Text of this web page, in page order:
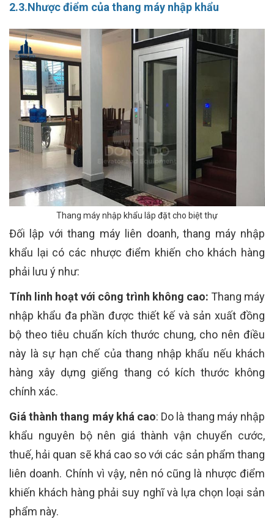
2.3.Nhược điểm của thang máy nhập khẩu
Thang máy nhập khẩu lắp đặt cho biệt thự
Đối lập với thang máy liên doanh, thang máy nhập
khẩu lại có các nhược điểm khiến cho khách hàng
phải lưu ý như:
Tính linh hoạt với công trình không cao: Thang máy
nhập khẩu đa phần được thiết kế và sản xuất đồng
bộ theo tiêu chuẩn kích thước chung, cho nên điều
này là sự hạn chế của thang nhập khẩu nếu khách
hàng xây dựng giếng thang có kích thước không
chính xác.
Giá thành thang máy khá cao: Do là thang máy nhập
khẩu nguyên bộ nên giá thành vận chuyển cước,
thuế, hải quan sẽ khá cao so với các sản phẩm thang
liên doanh. Chính vì vậy, nên nó cũng là nhược điểm
khiến khách hàng phải suy nghĩ và lựa chọn loại sản
phẩm này.